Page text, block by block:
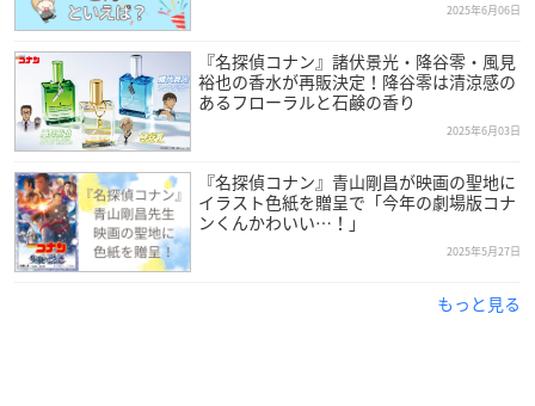
2025年6月06日
『名探偵コナン』諸伏景光・降谷零・風見
裕也の香水が再販決定！降谷零は清涼感の
あるフローラルと石鹸の香り
2025年6月03日
『名探偵コナン』青山剛昌が映画の聖地に
イラスト色紙を贈呈で「今年の劇場版コナ
ンくんかわいい…！」
2025年5月27日
もっと見る